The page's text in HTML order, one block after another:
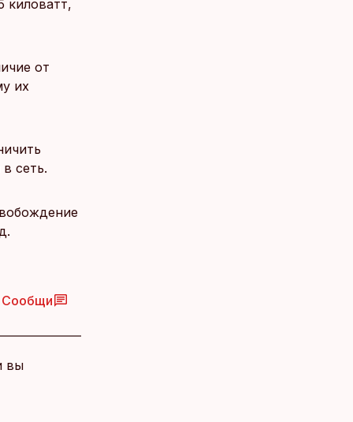
киловатт,
от
их
сеть.
Сообщи
вы